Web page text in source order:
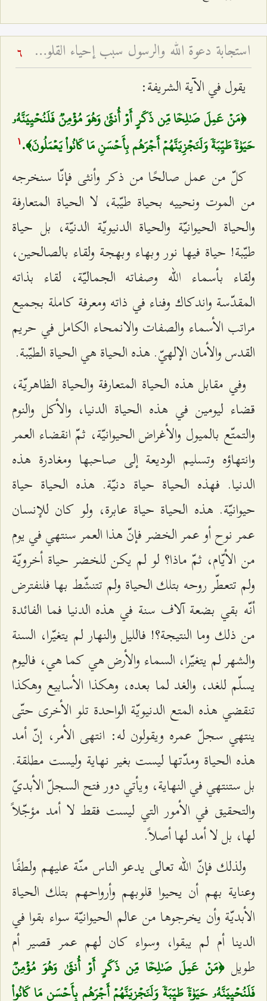
استجابة دعوة الله والرسول سبب إحياء القلوب - خطبة عيد الفطر لعام ۱٤۲٤ هـ 6
يقول في الآية الشريفة:
﴿مَنۡ عَمِلَ صَٰلِحٗا مِّن ذَكَرٍ أَوۡ أُنثَىٰ وَهُوَ مُؤۡمِنٞ فَلَنُحۡيِيَنَّهُۥ
حَيَوٰةٗ طَيِّبَةٗ وَلَنَجۡزِيَنَّهُمۡ أَجۡرَهُم بِأَحۡسَنِ مَا كَانُواْ يَعۡمَلُونَ﴾. ۱
كلّ من عمل صالحًا من ذكر وأنثى فإنّا سنخرجه
من الموت ونحييه بحياة طيّبة، لا الحياة المتعارفة
والحياة الحيوانيّة والحياة الدنيويّة الدنيّة، بل حياة
طيّبة! حياة فيها نور وبهاء وبهجة ولقاء بالصالحين،
ولقاء بأسماء الله وصفاته الجماليّة، لقاء بذاته
المقدّسة واندكاك وفناء في ذاته ومعرفة كاملة بجميع
مراتب الأسماء والصفات والانمحاء الكامل في حريم
القدس والأمان الإلهيّ. هذه الحياة هي الحياة الطيّبة.
وفي مقابل هذه الحياة المتعارفة والحياة الظاهريّة،
قضاء ليومين في هذه الحياة الدنيا، والأكل والنوم
والتمتّع بالميول والأغراض الحيوانيّة، ثمّ انقضاء العمر
وانتهاؤه وتسليم الوديعة إلى صاحبها ومغادرة هذه
الدنيا. فهذه الحياة حياة دنيّة. هذه الحياة حياة
حيوانيّة. هذه الحياة حياة عابرة، ولو كان للإنسان
عمر نوح أو عمر الخضر فإنّ هذا العمر سنتهي في يوم
من الأيّام، ثمّ ماذا؟ لو لم يكن للخضر حياة أخرويّة
ولم تتعطّر روحه بتلك الحياة ولم تتنشّط بها فلنفترض
أنّه بقي بضعة آلاف سنة في هذه الدنيا فما الفائدة
من ذلك وما النتيجة؟! فالليل والنهار لم يتغيّرا، السنة
والشهر لم يتغيّرا، السماء والأرض هي كما هي، فاليوم
يسلّم للغد، والغد لما بعده، وهكذا الأسابيع وهكذا
تنقضي هذه المتع الدنيويّة الواحدة تلو الأخرى حتّى
ينتهي سجلّ عمره ويقولون له: انتهى الأمر، إنّ أمد
هذه الحياة ومدّتها ليست بغير نهاية وليست مطلقة.
بل ستنتهي في النهاية، ويأتي دور فتح السجلّ الأبديّ
والتحقيق في الأمور التي ليست فقط لا أمد مؤجّلاً
لها، بل لا أمد لها أصلاً.
ولذلك فإنّ الله تعالى يدعو الناس منّة عليهم ولطفًا
وعناية بهم أن يحيوا قلوبهم وأرواحهم بتلك الحياة
الأبديّة وأن يخرجوها من عالم الحيوانيّة سواء بقوا في
الدينا أم لم يبقوا، وسواء كان لهم عمر قصير أم
طويل﴿مَنۡ عَمِلَ صَٰلِحٗا مِّن ذَكَرٍ أَوۡ أُنثَىٰ وَهُوَ مُؤۡمِنٞ
فَلَنُحۡيِيَنَّهُۥ حَيَوٰةٗ طَيِّبَةٗ وَلَنَجۡزِيَنَّهُمۡ أَجۡرَهُم بِأَحۡسَنِ مَا كَانُواْ